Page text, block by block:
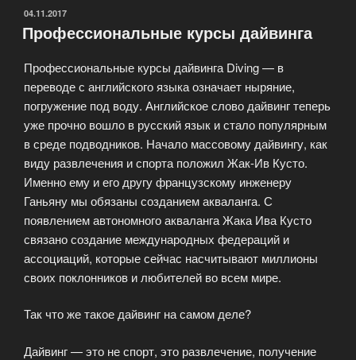
ОПУБЛИКОВАНО
04.11.2017
Профессиональные курсы дайвинга
Профессиональные курсы дайвинга Diving — в
переводе с английского языка означает ныряние,
погружение под воду. Английское слово дайвинг теперь
уже прочно вошло в русский язык и стало популярным
в среде подводников. Начало массовому дайвингу, как
виду развлечения и спорта положил Жак-Ив Кусто.
Именно ему и его другу французскому инженеру
Ганьяну мы обязаны созданием акваланга. С
появлением автономного акваланга Жака Ива Кусто
связано создание международных федераций и
ассоциаций, которые сейчас насчитывают миллионы
своих поклонников и любителей во всем мире.
Так что же такое дайвинг на самом деле?
Дайвинг — это не спорт, это развлечение, получение